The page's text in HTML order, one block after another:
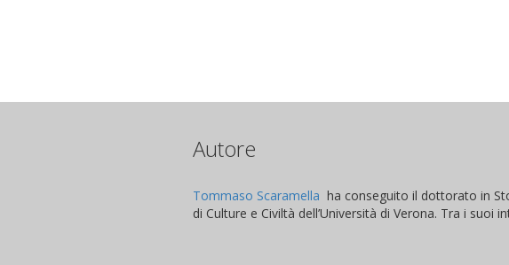
Autore
Tommaso Scaramella ha conseguito il dottorato in
di Culture e Civiltà dell’Università di Verona. Tra i suoi